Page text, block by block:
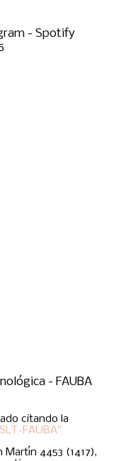
- Spotify
- FAUBA
citando la
FAUBA"
4453 (1417),